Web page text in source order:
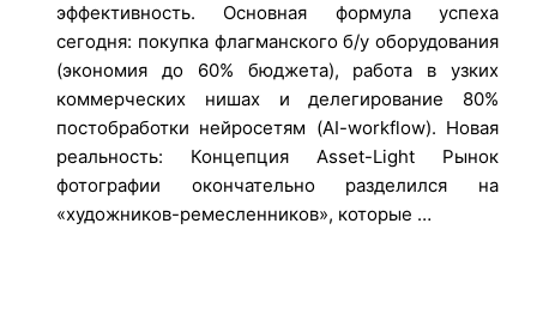
эффективность. Основная формула успеха
сегодня: покупка флагманского б/у оборудования
(экономия до 60% бюджета), работа в узких
коммерческих нишах и делегирование 80%
постобработки нейросетям (AI-workflow). Новая
реальность: Концепция Asset-Light Рынок
фотографии окончательно разделился на
«художников-ремесленников», которые …